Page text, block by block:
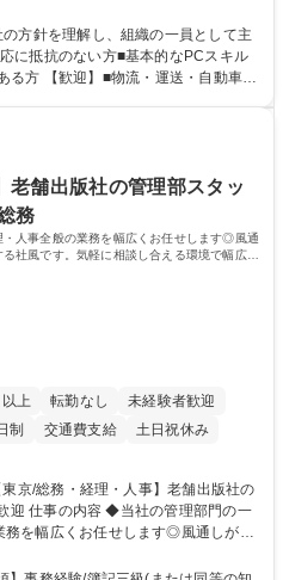
返却された車両を速やかにメンテナ
体的には】■整備工
部署との連携・調整■車両の入出庫
関する調査・進捗管理等※弊社事業
かり休める週休2日制です。 募集
本木ヒルズ勤務/働きやすさ◎
方針を理解し、組織の一員として主
に抵抗のない方■基本的なPCスキル
自動車・
らの修理費の見積もりを精査し、無
点での数字感覚が身につきます。■
車検のタイミング等を管理し調整す
。 学歴・資格 学歴：大学院 大学 語学力： 資格：
老舗出版社の管理部スタッ
務
人事全般の業務を幅広くお任せします◎風通
社風です。気軽に相談し合える環境で幅広い
上 転勤なし
未経験者歓迎
制 交通費支給 土日祝休み
門の一
務を幅広くお任せします◎風通しが良
社風です。気軽に相談し合える環境
具体的には■総務：備